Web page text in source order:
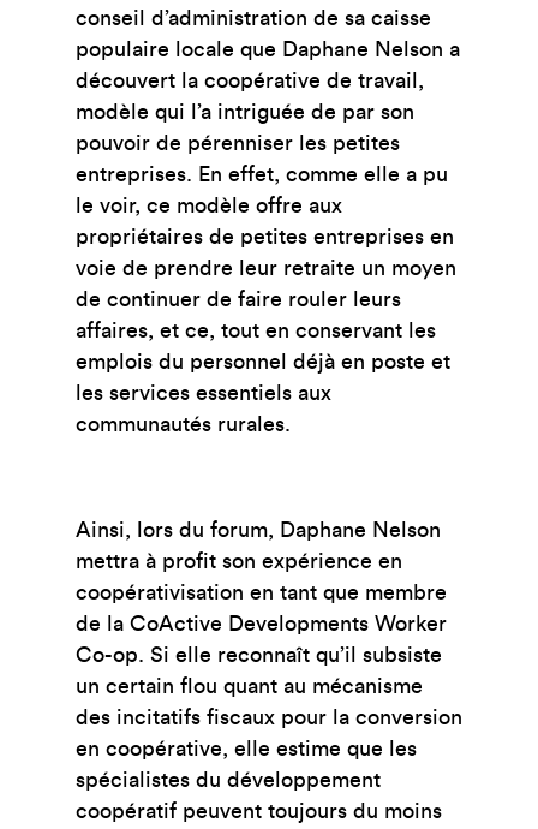
conseil d’administration de sa caisse
populaire locale que Daphane Nelson a
découvert la coopérative de travail,
modèle qui l’a intriguée de par son
pouvoir de pérenniser les petites
entreprises. En effet, comme elle a pu
le voir, ce modèle offre aux
propriétaires de petites entreprises en
voie de prendre leur retraite un moyen
de continuer de faire rouler leurs
affaires, et ce, tout en conservant les
emplois du personnel déjà en poste et
les services essentiels aux
communautés rurales.
Ainsi, lors du forum, Daphane Nelson
mettra à profit son expérience en
coopérativisation en tant que membre
de la CoActive Developments Worker
Co-op. Si elle reconnaît qu’il subsiste
un certain flou quant au mécanisme
des incitatifs fiscaux pour la conversion
en coopérative, elle estime que les
spécialistes du développement
coopératif peuvent toujours du moins